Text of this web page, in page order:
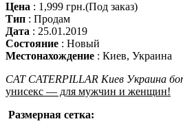
Цена : 1,999 грн.(Под заказ)
Тип : Продам
Дата : 25.01.2019
Состояние : Новый
Местонахождение : Киев, Украина
CAT CATERPILLAR Киев Украина
унисекс — для мужчин и женщин!
Размерная сетка: